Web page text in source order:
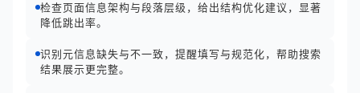
检查页面信息架构与段落层级，给出结构优化建议，显著
降低跳出率。
识别元信息缺失与不一致，提醒填写与规范化，帮助搜索
结果展示更完整。